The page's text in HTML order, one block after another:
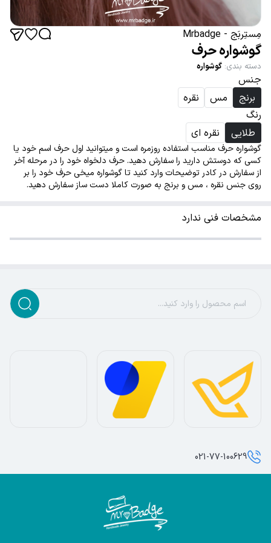
مِستِربَج - Mrbadge
گوشواره حرف
دسته بندی: گوشواره
جنس
برنج
مس
نقره
رنگ
طلایی
نقره ای
گوشواره حرف مناسب استفاده روزمره است و میتوانید اول حرف اسم خود یا
کسی که دوستش دارید را سفارش دهید. حرف دلخواه خود را در مرحله آخر
از سفارش در کادر توضیحات وارد کنید تا گوشواره میخی حرف خود را بر
روی جنس نقره ، مس و برنج به صورت کاملا دست ساز سفارش دهید.
مشخصات فنی ندارد
021-77-100629